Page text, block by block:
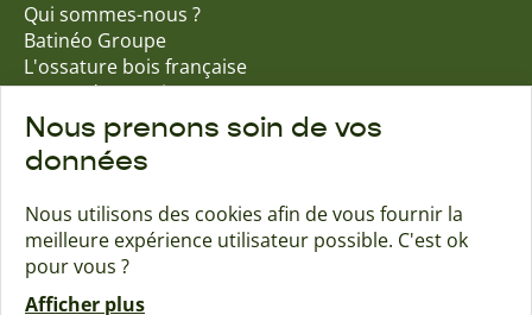
Qui sommes-nous ?
Batinéo Groupe
L'ossature bois française
15 ans d'expertise
Nos engagements écologiques
Nos garanties assurantielles
Trouver une agence Contact
Nous prenons soin de vos
données
Nous utilisons des cookies afin de vous fournir la
meilleure expérience utilisateur possible. C'est ok
pour vous ?
Afficher plus